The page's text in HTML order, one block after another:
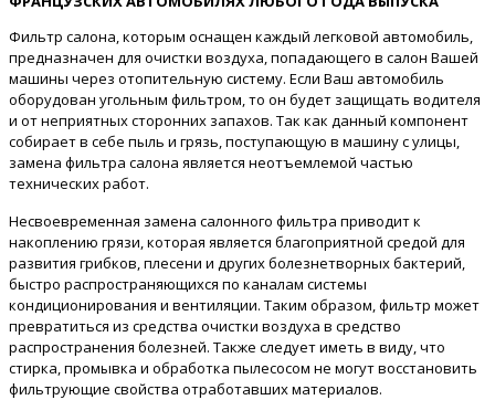
Фильтр салона, которым оснащен каждый легковой автомобиль,
предназначен для очистки воздуха, попадающего в салон Вашей
машины через отопительную систему. Если Ваш автомобиль
оборудован угольным фильтром, то он будет защищать водителя
и от неприятных сторонних запахов. Так как данный компонент
собирает в себе пыль и грязь, поступающую в машину с улицы,
замена фильтра салона является неотъемлемой частью
технических работ.
Несвоевременная замена салонного фильтра приводит к
накоплению грязи, которая является благоприятной средой для
развития грибков, плесени и других болезнетворных бактерий,
быстро распространяющихся по каналам системы
кондиционирования и вентиляции. Таким образом, фильтр может
превратиться из средства очистки воздуха в средство
распространения болезней. Также следует иметь в виду, что
стирка, промывка и обработка пылесосом не могут восстановить
фильтрующие свойства отработавших материалов.